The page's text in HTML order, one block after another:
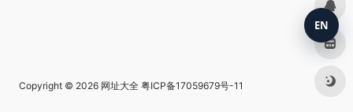
Copyright © 2026 网址大全 粤ICP备17059679号-11
EN